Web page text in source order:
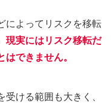
によってリスクを移転
現実にはリスク移転だ
はできません。
ける範囲も大きく、